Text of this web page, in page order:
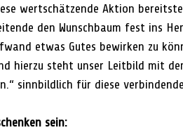
wertschätzende Aktion
den Wunschbaum fest ins
etwas Gutes bewirken zu
hierzu steht unser Leitbild mit
sinnbildlich für diese
sein: